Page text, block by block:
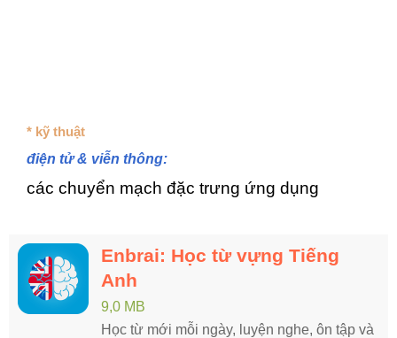
* kỹ thuật
điện tử & viễn thông:
các chuyển mạch đặc trưng ứng dụng
Enbrai: Học từ vựng Tiếng
Anh
9,0 MB
Học từ mới mỗi ngày, luyện nghe, ôn tập và